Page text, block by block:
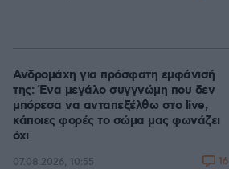
Ανδρομάχη για πρόσφατη εμφάνισή
της: Ένα μεγάλο συγγνώμη που δεν
μπόρεσα να ανταπεξέλθω στο live,
κάποιες φορές το σώμα μας φωνάζει
όχι
07.08.2026, 10:55 16